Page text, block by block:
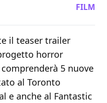
FILM
il teaser trailer
horror
5 nuove
al Toronto
e anche al Fantastic